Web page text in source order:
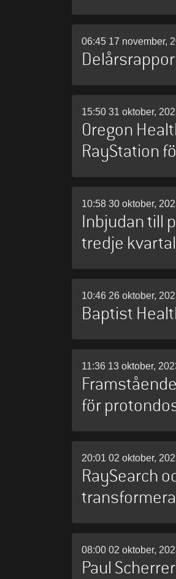
06:45 17 november,
15:50 31 oktober,
Oregon
RayStation
10:58 30 oktober,
Inbjudan till
tredje
10:46 26 oktober,
Baptist
11:36 13 oktober,
för
20:01 02 oktober,
RaySearch
08:00 02 oktober,
Paul